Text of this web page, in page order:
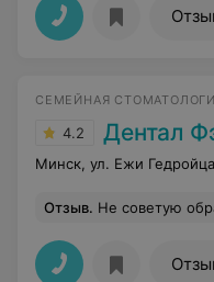
СЕМЕЙНАЯ
4.2 Дентал
Минск, ул. Ежи
Отзыв. Не советую обращаться в данную клинику. Запись к врачу-ортодонту превратилась в квест: три раза